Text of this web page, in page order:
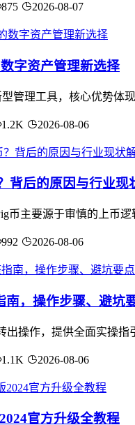
875 2026-08-07
字资产管理新选择
管理工具，核心优势
1.2K 2026-08-06
背后的原因与行业现
币主要源于审慎的上币
992 2026-08-06
，操作步骤、避坑
出操作，提供全面实操
1.1K 2026-08-06
官方升级全教程